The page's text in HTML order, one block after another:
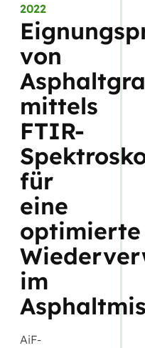
2022
von
mittels
FTIR-
für
eine
optimierte
im
AiF-